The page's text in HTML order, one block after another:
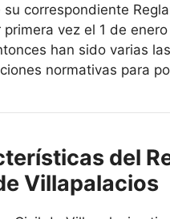
su correspondiente
primera vez el 1 de
han sido varias las
normativas para
del
Villapalacios